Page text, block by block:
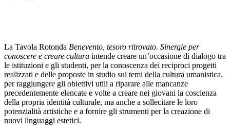
La Tavola Rotonda Benevento, tesoro ritrovato. Sinergie per
conoscere e creare cultura intende creare un’occasione di dialogo tra
le istituzioni e gli studenti, per la conoscenza dei reciproci progetti
realizzati e delle proposte in studio sui temi della cultura umanistica,
per raggiungere gli obiettivi utili a riparare alle mancanze
precedentemente elencate e volte a creare nei giovani la coscienza
della propria identità culturale, ma anche a sollecitare le loro
potenzialità artistiche e a fornire gli strumenti per la creazione di
nuovi linguaggi estetici.